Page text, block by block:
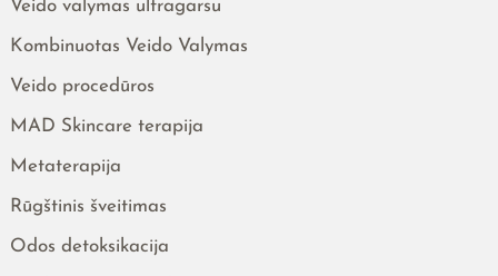
Veido valymas ultragarsu
Kombinuotas Veido Valymas
Veido procedūros
MAD Skincare terapija
Metaterapija
Rūgštinis šveitimas
Odos detoksikacija